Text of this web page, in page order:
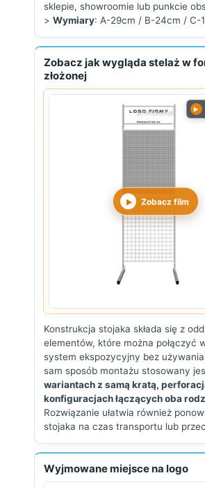
sklepie, showroomie lub punkcie
> Wymiary: A-29cm / B-24cm / C-
Zobacz jak wygląda stelaż w
złożonej
▶
Zobacz film
Konstrukcja stojaka składa się z
elementów, które można połączyć
system ekspozycyjny bez
sam sposób montażu stosowany
wariantach z samą kratą,
konfiguracjach łączących oba
Rozwiązanie ułatwia również
stojaka na czas transportu lub
Wyjmowane miejsce na logo